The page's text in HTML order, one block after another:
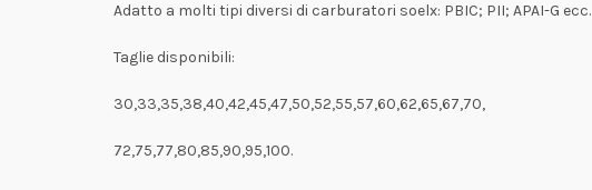
Adatto a molti tipi diversi di carburatori soelx: PBIC; PII; APAI-G ecc.
Taglie disponibili:
30,33,35,38,40,42,45,47,50,52,55,57,60,62,65,67,70,
72,75,77,80,85,90,95,100.